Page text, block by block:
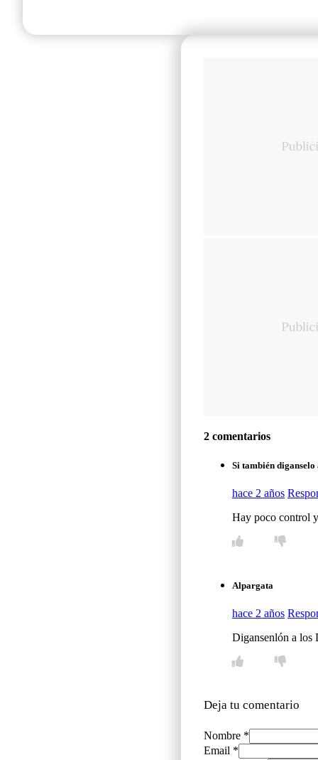
2 comentarios
Si también
hace 2 años
Hay poco control
Alpargata
hace 2 años
Digansenlón a
Deja tu comentario
Nombre *
Email *